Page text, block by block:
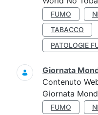
FUMO
TABACCO
PATOLOGIE
Giornata
Contenuto
Giornata
FUMO